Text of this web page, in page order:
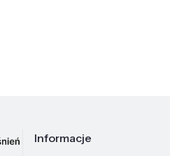
Informacje